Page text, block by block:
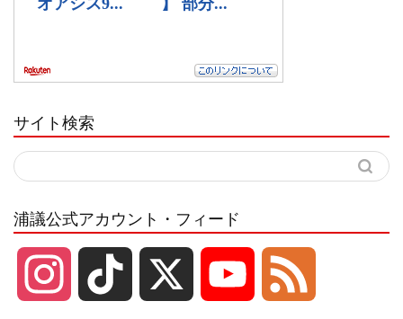
サイト検索
浦議公式アカウント・フィード